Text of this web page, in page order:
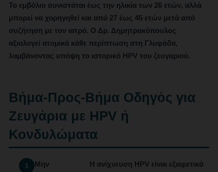
Το εμβόλιο συνιστάται έως την ηλικία των 26 ετών, αλλά
μπορεί να χορηγηθεί και από 27 έως 45 ετών μετά από
συζήτηση με τον ιατρό. Ο Δρ. Δημητρακόπουλος
αξιολογεί ατομικά κάθε περίπτωση στη Γλυφάδα,
λαμβάνοντας υπόψη το ιστορικό HPV του ζευγαριού.
Βήμα-Προς-Βήμα Οδηγός για
Ζευγάρια με HPV ή
Κονδυλώματα
Μην
Η ανίχνευση HPV είναι εξαιρετικά